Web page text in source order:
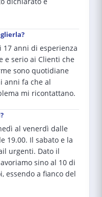
17 anni di esperienza
e serio ai Clienti che
sono quotidiane
anni fa che al
mi ricontattano.
al venerdì dalle
19.00. Il sabato e la
urgenti. Dato il
sino al 10 di
essendo a fianco del